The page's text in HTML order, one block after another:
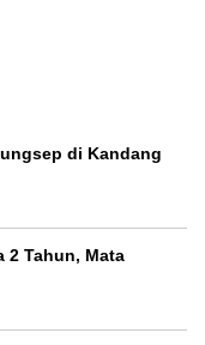
di Kandang
2 Tahun, Mata